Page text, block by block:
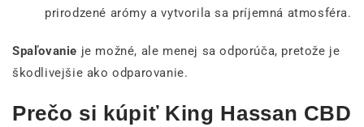
prirodzené arómy a vytvorila sa príjemná atmosféra.
Spaľovanie je možné, ale menej sa odporúča, pretože je
škodlivejšie ako odparovanie.
Prečo si kúpiť King Hassan CBD